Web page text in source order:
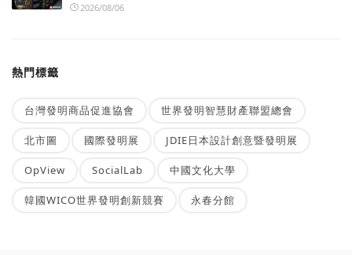
2026/08/06
熱門標籤
台灣發明商品促進協會 世界發明智慧財產聯盟總會
北市圖 國際發明展 JDIE日本設計創意暨發明展
OpView SocialLab 中國文化大學
韓國WICO世界發明創新競賽 永春分館